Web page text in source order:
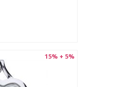
15% + 5%